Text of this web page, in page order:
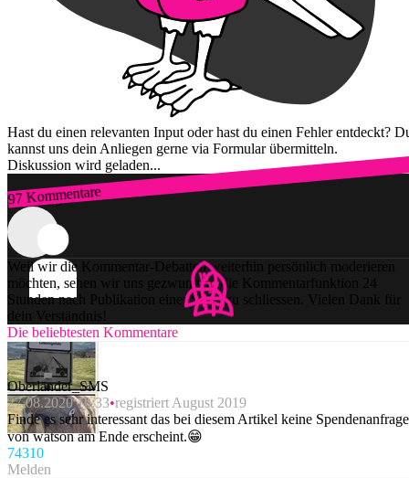
Hast du einen relevanten Input oder hast du einen Fehler entdeckt?
kannst uns dein Anliegen gerne via Formular übermitteln.
Diskussion wird geladen...
97 Kommentare
Zum Login
Weil wir die Kommentar-Debatten weiterhin persönlich moderieren
möchten, sehen wir uns gezwungen, die Kommentarfunktion 24
Stunden nach Publikation einer Story zu schliessen. Vielen Dank für
dein Verständnis!
Die beliebtesten Kommentare
Oberländer_SMS
27.08.2020 10:33 registriert August 2019
Finde es sehr interessant das bei diesem Artikel keine Spendenanfrage
von watson am Ende erscheint.😁
74310
Melden